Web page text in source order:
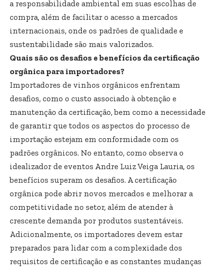
a responsabilidade ambiental em suas escolhas de
compra, além de facilitar o acesso a mercados
internacionais, onde os padrões de qualidade e
sustentabilidade são mais valorizados.
Quais são os desafios e benefícios da certificação
orgânica para importadores?
Importadores de vinhos orgânicos enfrentam
desafios, como o custo associado à obtenção e
manutenção da certificação, bem como a necessidade
de garantir que todos os aspectos do processo de
importação estejam em conformidade com os
padrões orgânicos. No entanto, como observa o
idealizador de eventos Andre Luiz Veiga Lauria, os
benefícios superam os desafios. A certificação
orgânica pode abrir novos mercados e melhorar a
competitividade no setor, além de atender à
crescente demanda por produtos sustentáveis.
Adicionalmente, os importadores devem estar
preparados para lidar com a complexidade dos
requisitos de certificação e as constantes mudanças